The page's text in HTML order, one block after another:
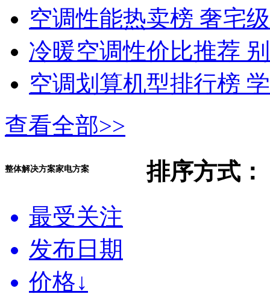
空调性能热卖榜 奢宅
冷暖空调性价比推荐
空调划算机型排行榜
查看全部>>
整体解决方案家电方案
排序方式：
最受关注
发布日期
价格↓